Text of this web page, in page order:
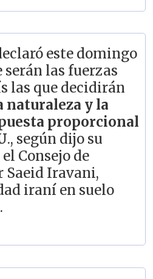
este domingo
serán las fuerzas
las que decidirán
naturaleza y la
proporcional
., según dijo su
Consejo de
Saeid Iravani,
iraní en suelo